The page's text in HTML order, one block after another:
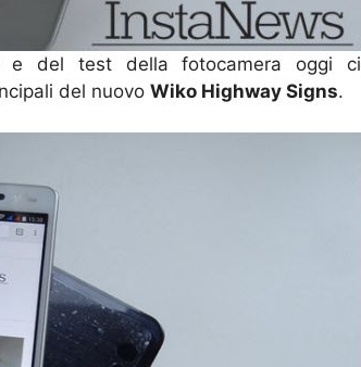
e del test della fotocamera oggi ci
del nuovo Wiko Highway Signs.